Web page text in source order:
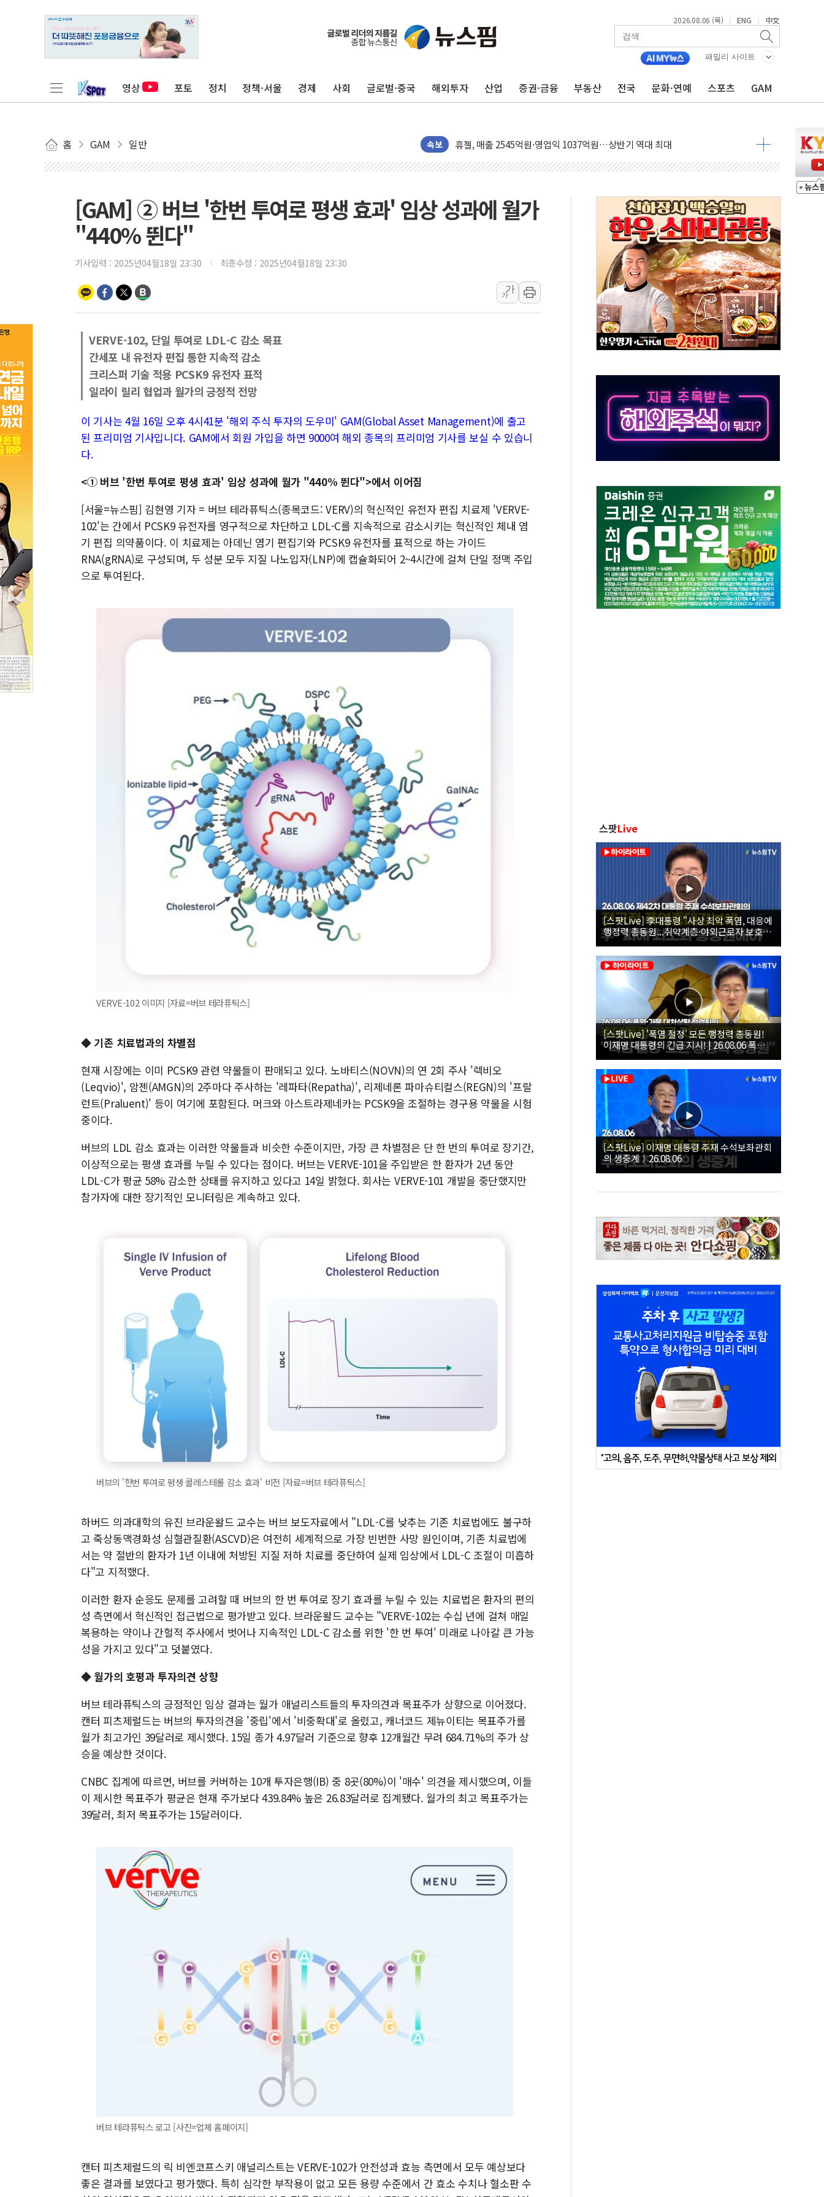
2026.08.06 (목) | ENG | 中文
패밀리 사이트
영상 포토 정치 정책·서울 경제 사회 글로벌·중국 해외투자 산업 증권·금융 부동산 전국 문화·연예 스포츠 GAM
홈 GAM 일반 속보
듀오백 정관영 대표, 자사주 추가 매입
BGF리테일, 2분기 영업익 849억원…전년 比 22.3%↑
포스코, 희귀가스 사업 항공우주·방산으로 넓힌다
진원생명과학, '코로나19 DNA 백신 플랫폼' 美 특허 확보
서울 아파트값 0.26%↑…상승폭 커졌지만 고가주택 밀집된 강남·서초 둔화
효성중공업, 덴마크에 초고압변압기 첫 공급...국가 전력망에 첫 입성
딥시크, AI 서비스 가격 대대적 인상 계획...업계 파장 예고
CJ프레시웨이, 2분기 영업익 14.2% 감소…"온라인 사업으로 성장"
초박빙 경선에 친명계 '추가 투표' 요구...친청계 응집력 '희석' 전략 통할까
구리시 입주업종 확대…'현대 테라타워 구리갈매' 공급
KCC, 실적은 주춤했지만…'매출 절반' 실리콘 반등에 하반기 기대
정점식 "사관학교 통합 정치 프레임에 졸속 추진…'잼데믹' 안보까지 몰고 와"
장동혁 "李대통령 재판 재개해야 여론조사 51.9%…그것이 국민의 뜻"
트럼프, 워시 연준의장과 수시 통화…독립성 논란 재점화
'40도 극한 폭염' 내일 절정…주말 주춤 후 다시 불볕더위
[컨콜] LG유플러스, "파주 AIDC 수익성 기대"
[GAM] ② 버브 '한번 투여로 평생 효과' 임상 성과에 월가
"440% 뛴다"
기사입력 : 2025년04월18일 23:30 최종수정 : 2025년04월18일 23:30
가
가
VERVE-102, 단일 투여로 LDL-C 감소 목표
간세포 내 유전자 편집 통한 지속적 감소
크리스퍼 기술 적용 PCSK9 유전자 표적
일라이 릴리 협업과 월가의 긍정적 전망
이 기사는 4월 16일 오후 4시41분 '해외 주식 투자의 도우미' GAM(Global Asset Management)에 출고
된 프리미엄 기사입니다. GAM에서 회원 가입을 하면 9000여 해외 종목의 프리미엄 기사를 보실 수 있습니
다.
<① 버브 '한번 투여로 평생 효과' 임상 성과에 월가 "440% 뛴다">에서 이어짐
[서울=뉴스핌] 김현영 기자 = 버브 테라퓨틱스(종목코드: VERV)의 혁신적인 유전자 편집 치료제 'VERVE-
102'는 간에서 PCSK9 유전자를 영구적으로 차단하고 LDL-C를 지속적으로 감소시키는 혁신적인 체내 염
기 편집 의약품이다. 이 치료제는 아데닌 염기 편집기와 PCSK9 유전자를 표적으로 하는 가이드
RNA(gRNA)로 구성되며, 두 성분 모두 지질 나노입자(LNP)에 캡슐화되어 2~4시간에 걸쳐 단일 정맥 주입
으로 투여된다.
VERVE-102 이미지 [자료=버브 테라퓨틱스]
◆ 기존 치료법과의 차별점
현재 시장에는 이미 PCSK9 관련 약물들이 판매되고 있다. 노바티스(NOVN)의 연 2회 주사 '렉비오
(Leqvio)', 암젠(AMGN)의 2주마다 주사하는 '레파타(Repatha)', 리제네론 파마슈티컬스(REGN)의 '프랄
런트(Praluent)' 등이 여기에 포함된다. 머크와 아스트라제네카는 PCSK9을 조절하는 경구용 약물을 시험
중이다.
버브의 LDL 감소 효과는 이러한 약물들과 비슷한 수준이지만, 가장 큰 차별점은 단 한 번의 투여로 장기간,
이상적으로는 평생 효과를 누릴 수 있다는 점이다. 버브는 VERVE-101을 주입받은 한 환자가 2년 동안
LDL-C가 평균 58% 감소한 상태를 유지하고 있다고 14일 밝혔다. 회사는 VERVE-101 개발을 중단했지만
참가자에 대한 장기적인 모니터링은 계속하고 있다.
버브의 '한번 투여로 평생 콜레스테롤 감소 효과' 비전 [자료=버브 테라퓨틱스]
하버드 의과대학의 유진 브라운왈드 교수는 버브 보도자료에서 "LDL-C를 낮추는 기존 치료법에도 불구하
고 죽상동맥경화성 심혈관질환(ASCVD)은 여전히 세계적으로 가장 빈번한 사망 원인이며, 기존 치료법에
서는 약 절반의 환자가 1년 이내에 처방된 지질 저하 치료를 중단하여 실제 임상에서 LDL-C 조절이 미흡하
다"고 지적했다.
이러한 환자 순응도 문제를 고려할 때 버브의 한 번 투여로 장기 효과를 누릴 수 있는 치료법은 환자의 편의
성 측면에서 혁신적인 접근법으로 평가받고 있다. 브라운왈드 교수는 "VERVE-102는 수십 년에 걸쳐 매일
복용하는 약이나 간헐적 주사에서 벗어나 지속적인 LDL-C 감소를 위한 '한 번 투여' 미래로 나아갈 큰 가능
성을 가지고 있다"고 덧붙였다.
◆ 월가의 호평과 투자의견 상향
버브 테라퓨틱스의 긍정적인 임상 결과는 월가 애널리스트들의 투자의견과 목표주가 상향으로 이어졌다.
캔터 피츠제럴드는 버브의 투자의견을 '중립'에서 '비중확대'로 올렸고, 캐너코드 제뉴이티는 목표주가를
월가 최고가인 39달러로 제시했다. 15일 종가 4.97달러 기준으로 향후 12개월간 무려 684.71%의 주가 상
승을 예상한 것이다.
CNBC 집계에 따르면, 버브를 커버하는 10개 투자은행(IB) 중 8곳(80%)이 '매수' 의견을 제시했으며, 이들
이 제시한 목표주가 평균은 현재 주가보다 439.84% 높은 26.83달러로 집계됐다. 월가의 최고 목표주가는
39달러, 최저 목표주가는 15달러이다.
버브 테라퓨틱스 로고 [사진=업체 홈페이지]
캔터 피츠제럴드의 릭 비엔코프스키 애널리스트는 VERVE-102가 안전성과 효능 측면에서 모두 예상보다
좋은 결과를 보였다고 평가했다. 특히 심각한 부작용이 없고 모든 용량 수준에서 간 효소 수치나 혈소판 수
스팟Live
[스팟Live] 李대통령 "사상 최악 폭염, 대응에
행정력 총동원...취약계층·야외근로자 보호에
힘써야"｜26.08.06 제42차 대통령 주재 수석
보좌관회의
[스팟Live] '폭염 절정' 모든 행정력 총동원!
이재명 대통령의 긴급 지시! | 26.08.06 폭염•
가뭄 대처상황 점검회의
[스팟Live] 이재명 대통령 주재 수석보좌관회
의 생중계｜26.08.06